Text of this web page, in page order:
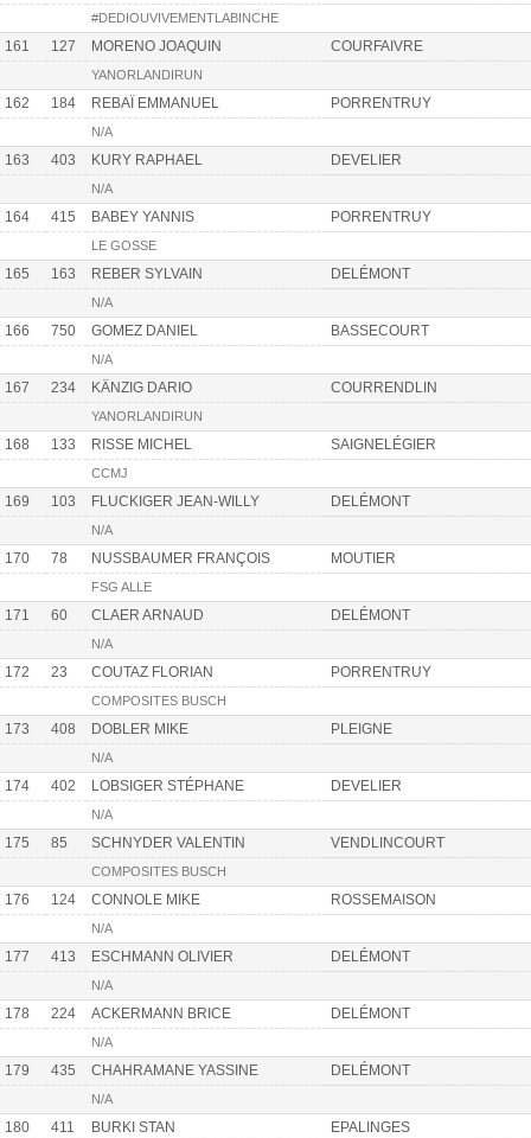
#DEDIOUVIVEMENTLABINCHE
161 127 MORENO JOAQUIN COURFAIVRE
YANORLANDIRUN
162 184 REBAÏ EMMANUEL PORRENTRUY
N/A
163 403 KURY RAPHAEL DEVELIER
N/A
164 415 BABEY YANNIS PORRENTRUY
LE GOSSE
165 163 REBER SYLVAIN DELÉMONT
N/A
166 750 GOMEZ DANIEL BASSECOURT
N/A
167 234 KÄNZIG DARIO COURRENDLIN
YANORLANDIRUN
168 133 RISSE MICHEL SAIGNELÉGIER
CCMJ
169 103 FLUCKIGER JEAN-WILLY DELÉMONT
N/A
170 78 NUSSBAUMER FRANÇOIS MOUTIER
FSG ALLE
171 60 CLAER ARNAUD DELÉMONT
N/A
172 23 COUTAZ FLORIAN PORRENTRUY
COMPOSITES BUSCH
173 408 DOBLER MIKE PLEIGNE
N/A
174 402 LOBSIGER STÉPHANE DEVELIER
N/A
175 85 SCHNYDER VALENTIN VENDLINCOURT
COMPOSITES BUSCH
176 124 CONNOLE MIKE ROSSEMAISON
N/A
177 413 ESCHMANN OLIVIER DELÉMONT
N/A
178 224 ACKERMANN BRICE DELÉMONT
N/A
179 435 CHAHRAMANE YASSINE DELÉMONT
N/A
180 411 BURKI STAN EPALINGES